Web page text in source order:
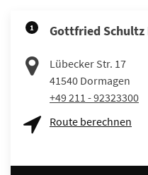
1 Gottfried Schultz
Lübecker Str. 17
41540 Dormagen
+49 211 - 92323300
Route berechnen